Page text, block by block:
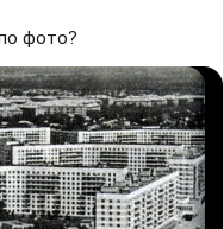
фото?